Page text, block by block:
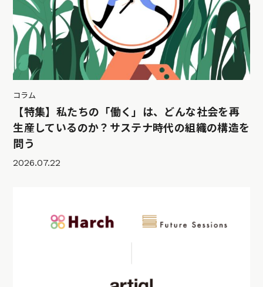
コラム
【特集】私たちの「働く」は、どんな社会を再
生産しているのか？サステナ時代の組織の構造を
問う
2026.07.22